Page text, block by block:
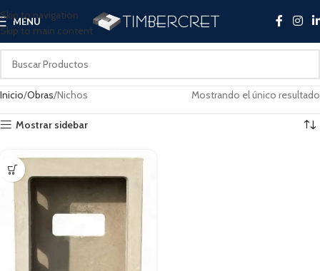
Skip to navigation
Skip to main content
MENU
Inicio Obras Nichos Mostrando el único resultado
Mostrar sidebar